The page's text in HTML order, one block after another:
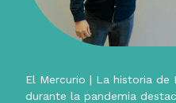
El Mercurio | La historia de
durante la pandemia